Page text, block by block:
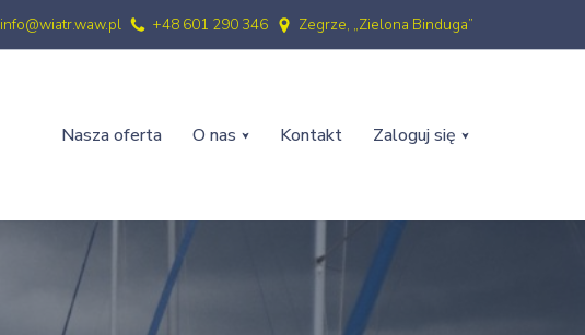
info@wiatr.waw.pl +48 601 290 346 Zegrze, „Zielona Binduga”
Nasza oferta O nas Kontakt Zaloguj się